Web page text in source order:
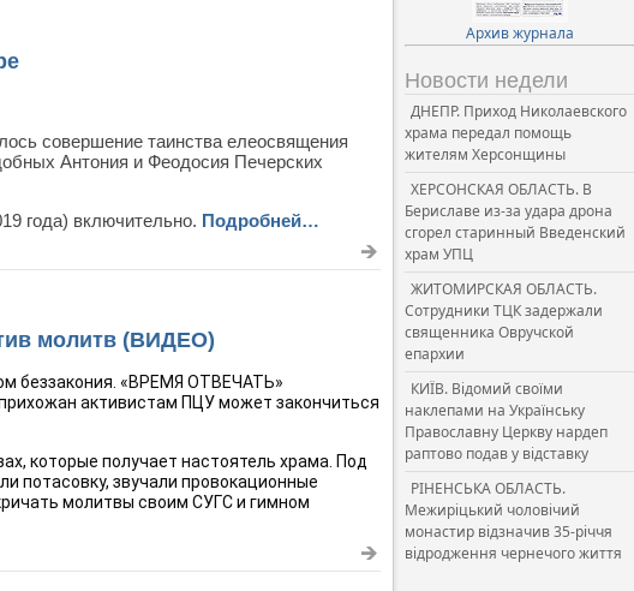
совершение таинства елеосвящения
Антония и Феодосия Печерских
года) включительно. Подробней…
молитв (ВИДЕО)
беззакония. «ВРЕМЯ ОТВЕЧАТЬ»
активистам ПЦУ может закончиться
которые получает настоятель храма. Под
потасовку, звучали провокационные
молитвы своим СУГС и гимном
Архив журнала
Новости недели
ДНЕПР. Приход Николаевского
храма передал помощь
жителям Херсонщины
ХЕРСОНСКАЯ ОБЛАСТЬ. В
Бериславе из-за удара дрона
сгорел старинный Введенский
храм УПЦ
ЖИТОМИРСКАЯ ОБЛАСТЬ.
Сотрудники ТЦК задержали
священника Овручской
епархии
КИЇВ. Відомий своїми
наклепами на Українську
Православну Церкву нардеп
раптово подав у відставку
РІНЕНСЬКА ОБЛАСТЬ.
Межиріцький чоловічий
монастир відзначив 35-річчя
відродження чернечого життя